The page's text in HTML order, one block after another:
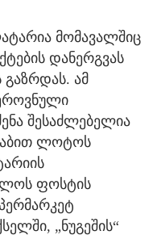
მომავალშიც
დანერგვას
ამ
შესაძლებელია
ლოტოს
ფოსტის
„ნუგეშის“